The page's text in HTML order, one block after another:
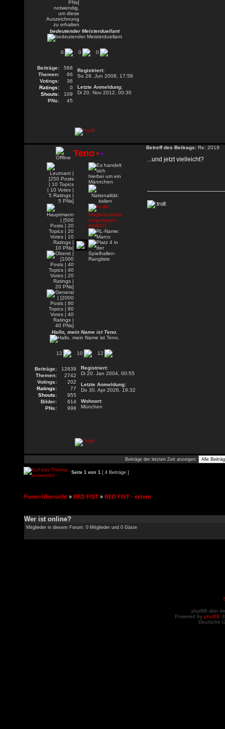
bedeutender Meisterduellant
0 0 0
Beiträge:
568
Themen:
66
Votings:
36
Ratings:
0
Shouts:
109
PNs:
45
Registriert:
So 29. Jun 2008, 17:58
Letzte Anmeldung:
Di 20. Nov 2012, 00:30
Teno••
Hallo, mein Name ist Teno.
12 10 12
Beiträge:
12639
Themen:
2742
Votings:
202
Ratings:
77
Shouts:
955
Bilder:
614
PNs:
998
Registriert:
Di 20. Jan 2004, 00:55
Letzte Anmeldung:
Do 30. Apr 2026, 19:32
Wohnort:
München
Betreff des Beitrags: Re: 2019
...und jetzt vielleicht?
Beiträge der letzten Zeit anzeigen:
Seite 1 von 1 [ 4 Beiträge ]
Foren-Übersicht » RED FIST » RED FIST - extern
Wer ist online?
Mitglieder in diesem Forum: 0 Mitglieder und 0 Gäste
phpBB skin
Powered by phpBB
Deutsche